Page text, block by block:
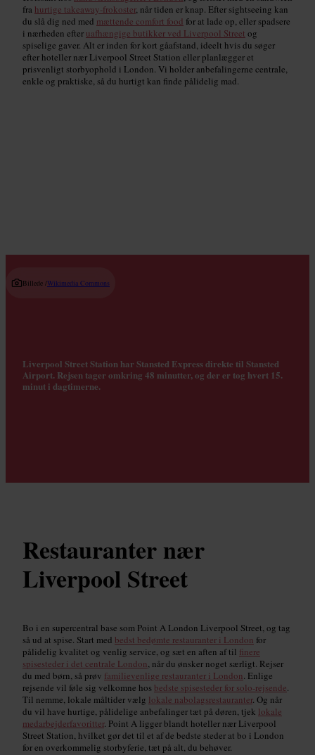
fra hurtige takeaway-frokoster, når tiden er knap. Efter sightseeing kan
du slå dig ned med mættende comfort food for at lade op, eller spadsere
i nærheden efter uafhængige butikker ved Liverpool Street og
spiselige gaver. Alt er inden for kort gåafstand, ideelt hvis du søger
efter hoteller nær Liverpool Street Station eller planlægger et
prisvenligt storbyophold i London. Vi holder anbefalingerne centrale,
enkle og praktiske, så du hurtigt kan finde pålidelig mad.
Billede /Wikimedia Commons
Liverpool Street Station har Stansted Express direkte til Stansted
Airport. Rejsen tager omkring 48 minutter, og der er tog hvert 15.
minut i dagtimerne.
Restauranter nær
Liverpool Street
Bo i en supercentral base som Point A London Liverpool Street, og tag
så ud at spise. Start med bedst bedømte restauranter i London for
pålidelig kvalitet og venlig service, og sæt en aften af til finere
spisesteder i det centrale London, når du ønsker noget særligt. Rejser
du med børn, så prøv familievenlige restauranter i London. Enlige
rejsende vil føle sig velkomne hos bedste spisesteder for solo-rejsende.
Til nemme, lokale måltider vælg lokale nabolagsrestauranter. Og når
du vil have hurtige, pålidelige anbefalinger tæt på døren, tjek lokale
medarbejderfavoritter. Point A ligger blandt hoteller nær Liverpool
Street Station, hvilket gør det til et af de bedste steder at bo i London
for en overkommelig storbyferie, tæt på alt, du behøver.